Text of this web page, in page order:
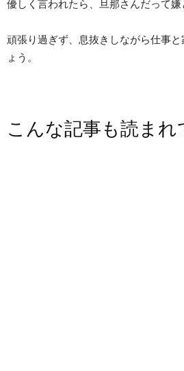
優しく言われたら、旦那さんだって嫌
頑張り過ぎず、息抜きしながら仕事
ょう。
こんな記事も読まれ